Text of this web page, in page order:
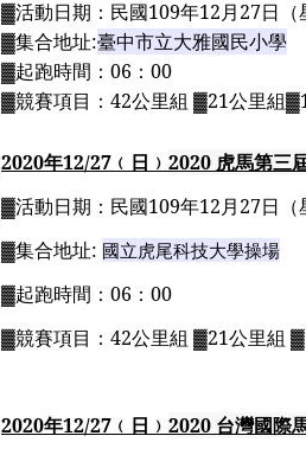
▓活動日期： 民國109年12月27日
▓集合地址:臺中市立大雅國民小學
▓起跑時間： 06 ： 00
▓競賽項目： 42公里組 ▓21公里組
2020年12/27 ﹙日﹚ 2020 虎馬第三
▓活動日期： 民國109年12月27日
▓集合地址: 國立虎尾科技大學操場
▓起跑時間： 06 ： 00
▓競賽項目： 42公里組 ▓21公里組
2020年12/27 ﹙日﹚ 2020 台灣國際